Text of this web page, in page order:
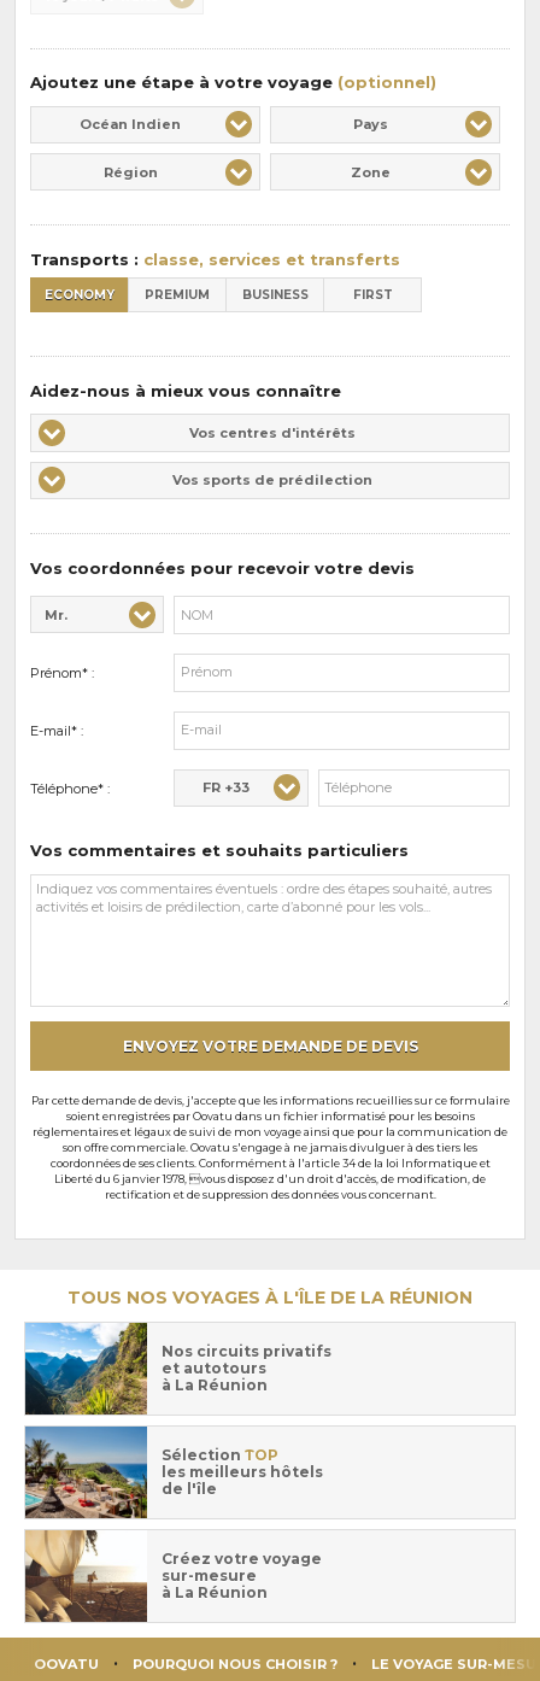
:
Ajoutez une étape à votre voyage (optionnel)
Océan Indien Pays
Région Zone
Transports : classe, services et transferts
ECONOMY PREMIUM BUSINESS FIRST
Aidez-nous à mieux vous connaître
Vos
centres
d'intérêts
Vos centres d'intérêts
Vos
sports
Vos sports de prédilection
Vos coordonnées pour recevoir votre devis
Civilité* :
Mr.
Nom* :
Prénom* :
E-mail* :
Téléphone* : FR +33
Vos commentaires et souhaits particuliers
Vos
commentaires
ENVOYEZ VOTRE DEMANDE DE DEVIS
Par cette demande de devis, j'accepte que les informations recueillies sur ce formulaire
soient enregistrées par Oovatu dans un fichier informatisé pour les besoins
réglementaires et légaux de suivi de mon voyage ainsi que pour la communication de
son offre commerciale. Oovatu s'engage à ne jamais divulguer à des tiers les
coordonnées de ses clients. Conformément à l'article 34 de la loi Informatique et
Liberté du 6 janvier 1978, vous disposez d'un droit d'accès, de modification, de
rectification et de suppression des données vous concernant.
TOUS NOS VOYAGES À L'ÎLE DE LA RÉUNION
Nos circuits privatifs
et autotours
à La Réunion
Sélection TOP
les meilleurs hôtels
de l'île
Créez votre voyage
sur-mesure
à La Réunion
OOVATU POURQUOI NOUS CHOISIR ? LE VOYAGE SUR-